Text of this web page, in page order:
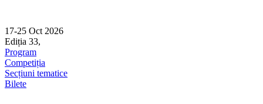
content
17-25 Oct 2026
Ediția 33,
Program
Competiția
Secțiuni tematice
Bilete